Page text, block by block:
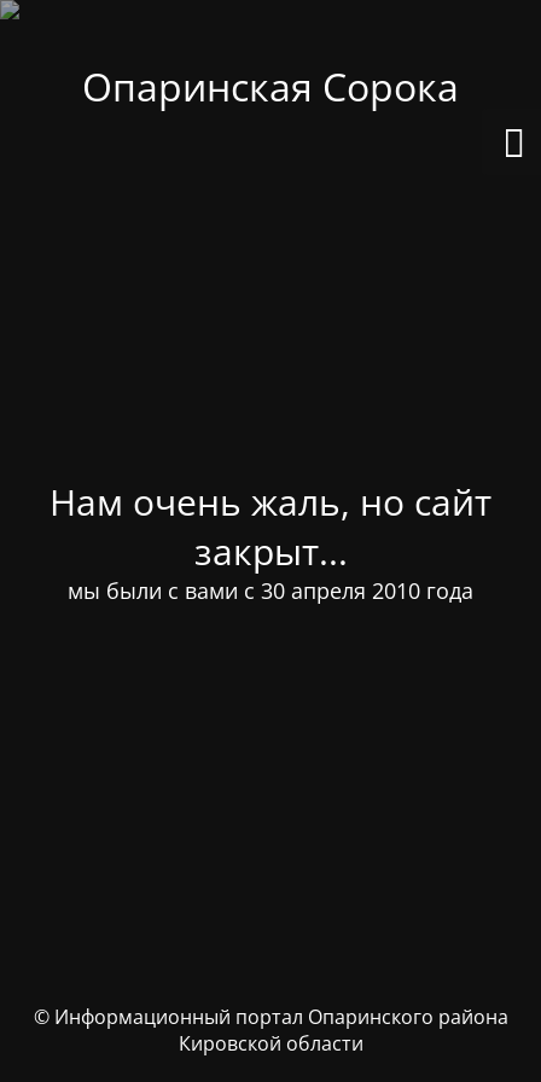
Опаринская Сорока
Нам очень жаль, но сайт
закрыт...
мы были с вами с 30 апреля 2010 года
© Информационный портал Опаринского района
Кировской области